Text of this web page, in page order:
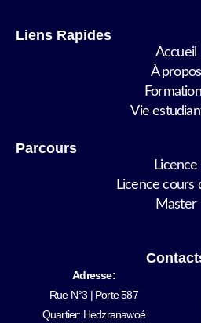
Liens Rapides
Accueil
À propos
Vie
Parcours
Licence
Licence cours
Master
Adresse:
Rue N°3 | Porte 587
Quartier: Hedzranawoé